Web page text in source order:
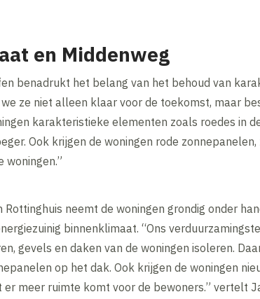
en Middenweg
benadrukt het belang van het behoud van
ze niet alleen klaar voor de toekomst, maar
karakteristieke elementen zoals roedes in
Ook krijgen de woningen rode
woningen.”
Rottinghuis neemt de woningen grondig onder
binnenklimaat. “Ons
gevels en daken van de woningen isoleren.
op het dak. Ook krijgen de woningen
er meer ruimte komt voor de bewoners.” vertelt